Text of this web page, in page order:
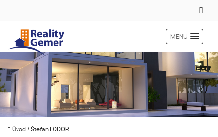
MENU
Úvod / Štefan FODOR